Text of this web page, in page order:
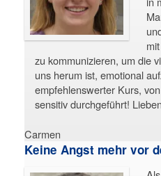
zu kommunizieren, um die
uns herum ist, emotional
empfehlenswerter Kurs,
sensitiv durchgeführt!
Carmen
Keine Angst mehr vor